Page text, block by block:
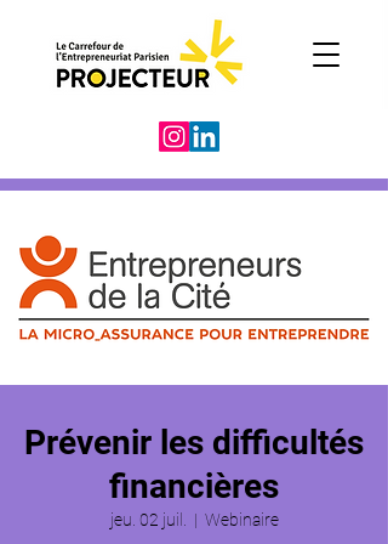
Prévenir les difficultés
financières
jeu. 02 juil.
  |
Webinaire